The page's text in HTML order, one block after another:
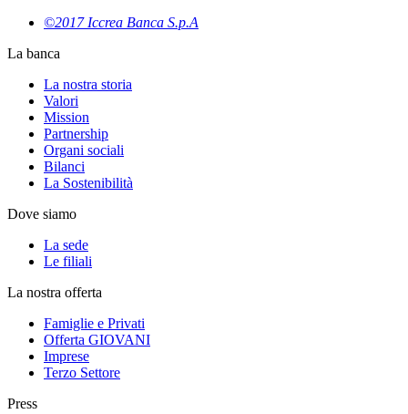
©2017 Iccrea Banca S.p.A
La banca
La nostra storia
Valori
Mission
Partnership
Organi sociali
Bilanci
La Sostenibilità
Dove siamo
La sede
Le filiali
La nostra offerta
Famiglie e Privati
Offerta GIOVANI
Imprese
Terzo Settore
Press